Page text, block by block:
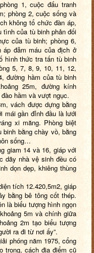
1, cuộc đấu tranh
phòng 2, cuộc sống và
không tổ chức đàn áp,
tình của tù binh phản đối
của tù binh; phòng 6,
đẫm máu của địch ở
hình thức tra tấn tù binh
5, 7, 8, 9, 10, 11, 12,
đường hầm của tù binh
25m, đường kính
hầm và vượt ngục.
vách được dựng bằng
mái gần đỉnh đầu là lưới
xi măng. Phòng biệt
bằng chày vồ, bằng
sống…
giam 14 và 16, giáp với
dãy nhà vệ sinh đều có
dọn dẹp, khiêng thùng
tích 12.420,5m2, giáp
bằng bê tông cốt thép.
là biểu tượng hình ngọn
5m và chính giữa
2m tạo biểu tượng
ra đi từ nơi ấy”.
phóng năm 1975, cổng
trong, cách địa điểm cũ